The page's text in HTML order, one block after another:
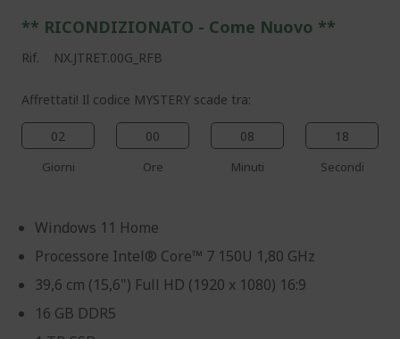
** RICONDIZIONATO - Come Nuovo **
Rif. NX.JTRET.00G_RFB
Affrettati! Il codice MYSTERY scade tra:
02
Giorni
00
Ore
08
Minuti
17
Secondi
Windows 11 Home
Processore Intel® Core™ 7 150U 1,80 GHz
39,6 cm (15,6") Full HD (1920 x 1080) 16:9
16 GB DDR5